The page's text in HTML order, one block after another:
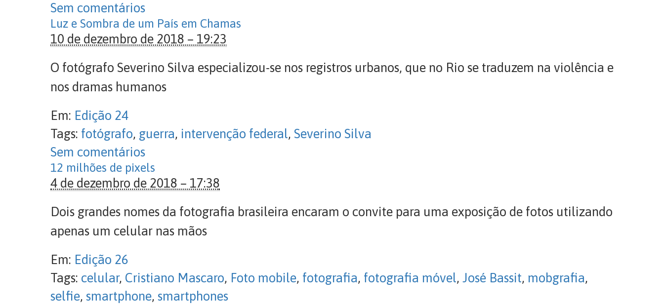
Sem comentários
Luz e Sombra de um País em Chamas
10 de dezembro de 2018 – 19:23
O fotógrafo Severino Silva especializou-se nos registros urbanos, que no Rio se traduzem na violência e
nos dramas humanos
Em: Edição 24
Tags: fotógrafo, guerra, intervenção federal, Severino Silva
Sem comentários
12 milhões de pixels
4 de dezembro de 2018 – 17:38
Dois grandes nomes da fotografia brasileira encaram o convite para uma exposição de fotos utilizando
apenas um celular nas mãos
Em: Edição 26
Tags: celular, Cristiano Mascaro, Foto mobile, fotografia, fotografia móvel, José Bassit, mobgrafia,
selfie, smartphone, smartphones